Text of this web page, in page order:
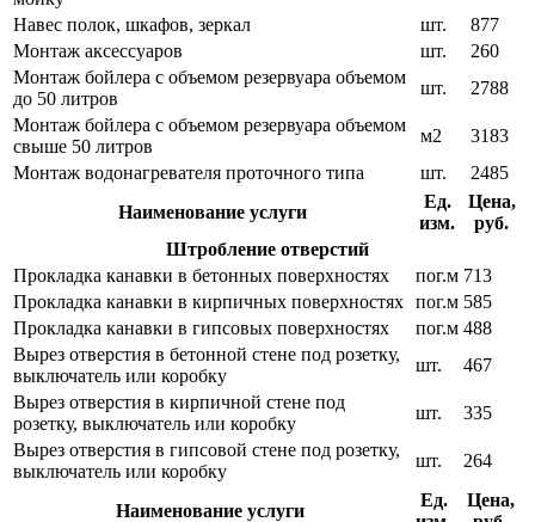
Навес полок, шкафов, зеркал
шт.
877
Монтаж аксессуаров
шт.
260
Монтаж бойлера с объемом резервуара объемом
до 50 литров
шт.
2788
Монтаж бойлера с объемом резервуара объемом
свыше 50 литров
м2
3183
Монтаж водонагревателя проточного типа
шт.
2485
Наименование услуги
Ед.
изм.
Цена,
руб.
Штробление отверстий
Прокладка канавки в бетонных поверхностях
пог.м 713
Прокладка канавки в кирпичных поверхностях пог.м 585
Прокладка канавки в гипсовых поверхностях
пог.м 488
Вырез отверстия в бетонной стене под розетку,
выключатель или коробку
шт.
467
Вырез отверстия в кирпичной стене под
розетку, выключатель или коробку
шт.
335
Вырез отверстия в гипсовой стене под розетку,
выключатель или коробку
шт. 264
Наименование услуги
Ед.
Цена,